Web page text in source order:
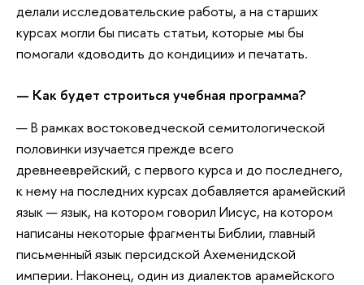
делали исследовательские работы, а на старших
курсах могли бы писать статьи, которые мы бы
помогали «доводить до кондиции» и печатать.
— Как будет строиться учебная программа?
— В рамках востоковедческой семитологической
половинки изучается прежде всего
древнееврейский, с первого курса и до последнего,
к нему на последних курсах добавляется арамейский
язык — язык, на котором говорил Иисус, на котором
написаны некоторые фрагменты Библии, главный
письменный язык персидской Ахеменидской
империи. Наконец, один из диалектов арамейского